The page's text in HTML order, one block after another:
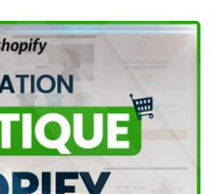
des résultats optimaux pour
démarrer une nouvelle
stratégie existante ou
la publicité sur les réseaux
un accompagnement
étape du processus.